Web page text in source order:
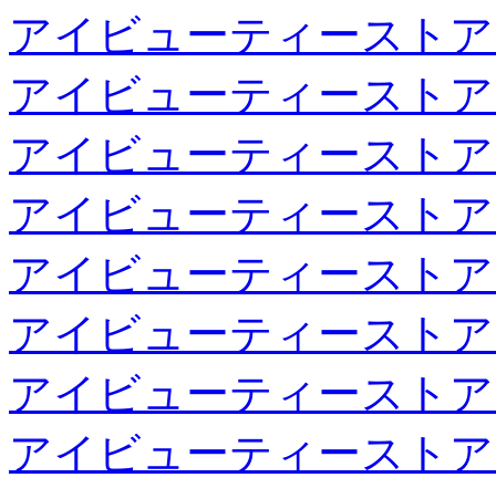
アイビューティースト
アイビューティースト
アイビューティースト
アイビューティースト
アイビューティースト
アイビューティースト
アイビューティースト
アイビューティースト